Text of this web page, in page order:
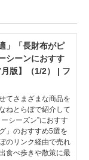
」「長財布がピ
シーンにおすす
版】（1/2） | フ
てさまざまな商品を
ねとらぼで紹介して
シーズン”におすす
」のおすすめ5選を
のリンク経由で売れ
食べ歩きや散策に最